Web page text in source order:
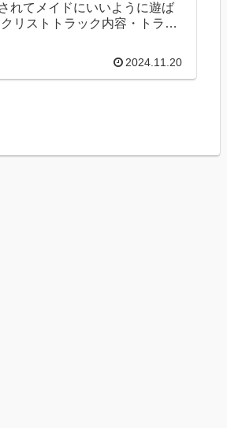
れてメイドにいいように遊ば
リストトラック内容・トラッ
2024.11.20